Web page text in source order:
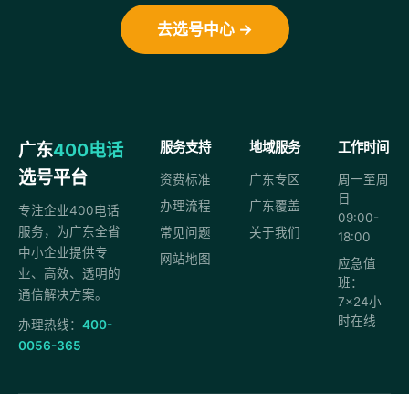
去选号中心 →
广东400电话
选号平台
专注企业400电话
服务，为广东全省
中小企业提供专
业、高效、透明的
通信解决方案。
办理热线： 400-
0056-365
服务支持
资费标准
办理流程
常见问题
网站地图
地域服务
广东专区
广东覆盖
关于我们
工作时间
周一至周
日
09:00-
18:00
应急值
班：
7×24小
时在线